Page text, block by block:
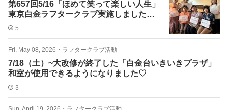
第657回5/16「ほめて笑って楽しい人生」
東京白金ラフタークラブ実施しました。
大崎にて
5
Fri, May 08, 2026 ・ ラフタークラブ活動
7/18（土）~大改修が終了した「白金台いきいきプラザ」
和室が使用できるようになりました♡
3